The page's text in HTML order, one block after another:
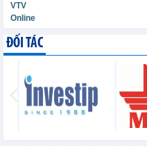
VTV
Online
ĐỐI TÁC